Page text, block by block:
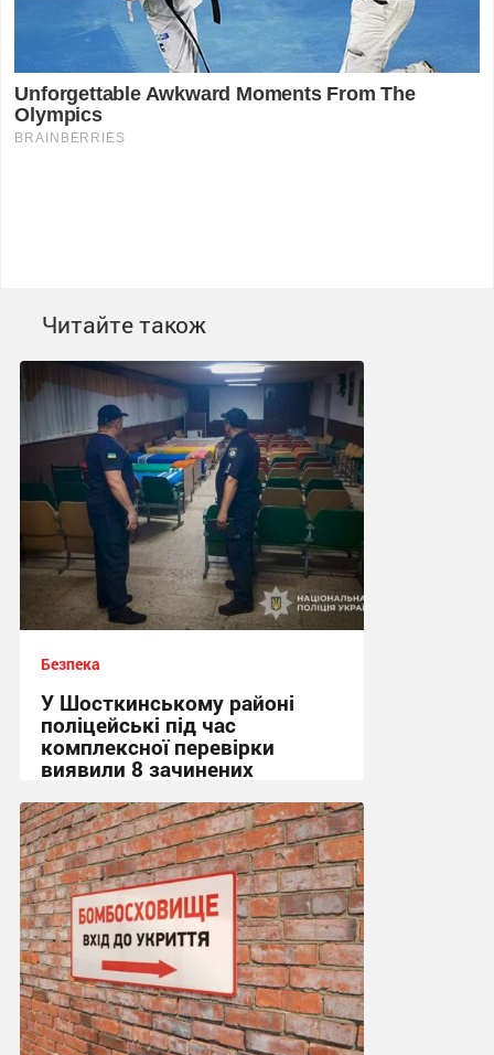
Читайте також
Безпека
У Шосткинському районі
поліцейські під час
комплексної перевірки
виявили 8 зачинених
15:36 вчора